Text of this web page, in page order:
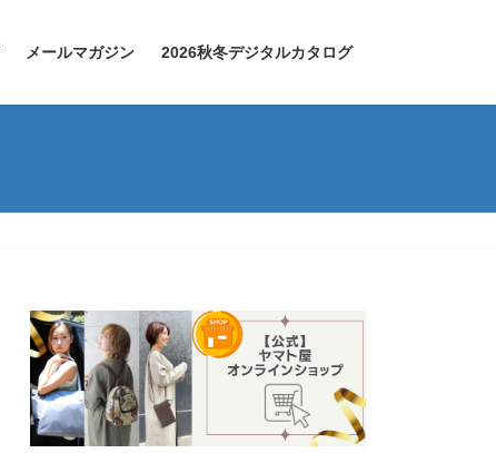
メールマガジン 2026秋冬デジタルカタログ